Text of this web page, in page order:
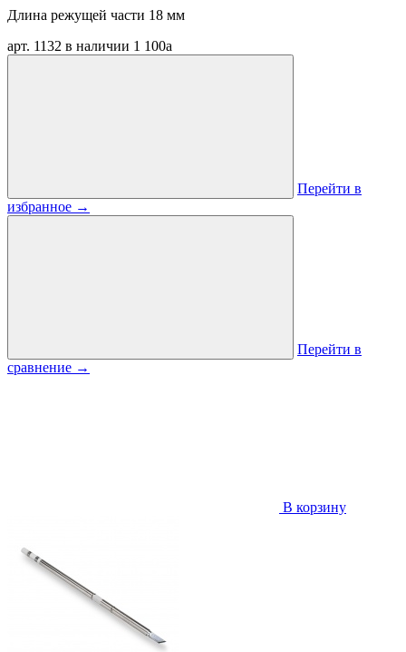
Длина режущей части 18 мм
арт. 1132 в наличии 1 100a
Перейти в
избранное →
Перейти в
сравнение →
В корзину